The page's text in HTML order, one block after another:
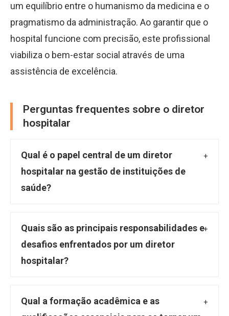
um equilíbrio entre o humanismo da medicina e o
pragmatismo da administração. Ao garantir que o
hospital funcione com precisão, este profissional
viabiliza o bem-estar social através de uma
assistência de excelência.
Perguntas frequentes sobre o diretor
hospitalar
Qual é o papel central de um diretor
hospitalar na gestão de instituições de
saúde?
operacional de hospitais, clínicas e outros
serviços de saúde. Ele faz a ponte entre a
equipe clínica e a administração, garantindo
qualidade, segurança, eficiência e em
Quais são as principais responsabilidades e
desafios enfrentados por um diretor
hospitalar?
define políticas e estratégias de gestão, e
Qual a formação acadêmica e as